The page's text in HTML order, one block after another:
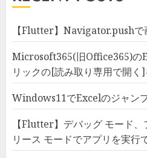
【Flutter】Navigator.pushで
Microsoft365(旧Office365)の
リックの[読み取り専用で開く
Windows11でExcelのジャン
【Flutter】デバッグ モード
リース モードでアプリを実行